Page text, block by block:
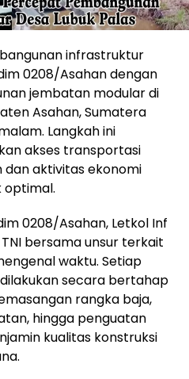
infrastruktur
0208/Asahan dengan
jembatan modular di
Asahan, Sumatera
Langkah ini
akses transportasi
aktivitas ekonomi
optimal.
0208/Asahan, Letkol Inf
bersama unsur terkait
waktu. Setiap
secara bertahap
rangka baja,
hingga penguatan
kualitas konstruksi